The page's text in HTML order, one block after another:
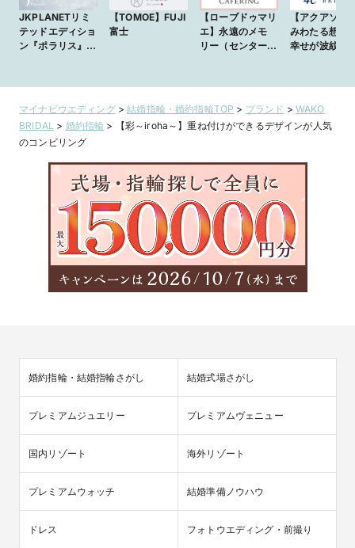
JKPLANETリミ
テッドエディショ
ン『ポラリス』
ング)
【TOMOE】FUJI
富士
【ローブドゥマリ
エ】永遠のメモ
リー（センターダ
【アクアソア
みわたる想い-
幸せが波紋の
マイナビウエディング>結婚指輪・婚約指輪TOP > ブランド > WAKO
BRIDAL > 婚約指輪 >
【彩～iroha～】重ね付けができるデザインが人気
のコンビリング
婚約指輪・結婚指輪さがし 結婚式場さがし
プレミアムジュエリー プレミアムヴェニュー
国内リゾート 海外リゾート
プレミアムウォッチ 結婚準備ノウハウ
ドレス フォトウエディング・前撮り